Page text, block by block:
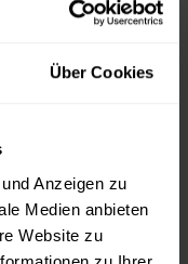
Über Cookies
Anzeigen zu
Medien anbieten
Website zu